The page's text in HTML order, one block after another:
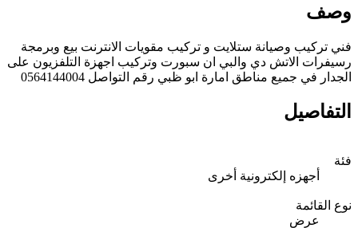
وصف
فني تركيب وصيانة ستلايت و تركيب مقويات الانترنت بيع وبرمجة
رسيفرات الاتش دي والبي ان سبورت وتركيب اجهزة التلفزيون على
الجدار في جميع مناطق امارة ابو ظبي رقم التواصل 0564144004
التفاصيل
فئة
أجهزه إلكترونية أخرى
نوع القائمة
عرض